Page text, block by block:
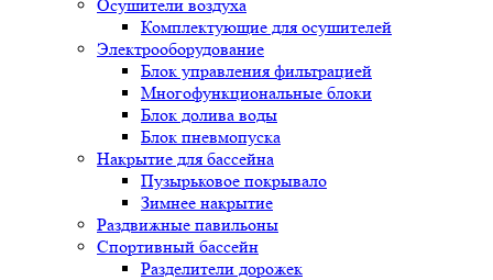
Осушители воздуха
Комплектующие для осушителей
Электрооборудование
Блок управления фильтрацией
Многофункциональные блоки
Блок долива воды
Блок пневмопуска
Накрытие для бассейна
Пузырьковое покрывало
Зимнее накрытие
Раздвижные павильоны
Спортивный бассейн
Разделители дорожек